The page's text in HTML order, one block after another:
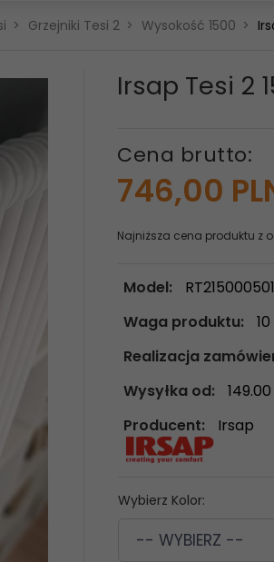
Grzejniki Tesi 2 Wysokość 1500
Irsap Tesi 2
Cena brutto:
746,00
Najniższa cena produktu z
Model:
Waga produktu:
10
Realizacja
Wysyłka od:
149.00
Producent:
Irsap
Wybierz Kolor:
-- WYBIERZ --